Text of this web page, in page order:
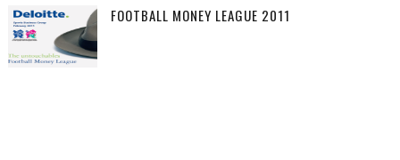
FOOTBALL MONEY LEAGUE 2011